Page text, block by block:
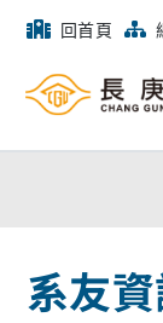
回首頁
系友